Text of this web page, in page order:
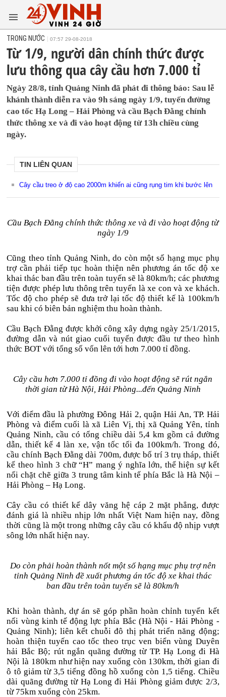
TRONG NƯỚC 07:57 29-08-2018
Từ 1/9, người dân chính thức được
lưu thông qua cây cầu hơn 7.000 tỉ
Ngày 28/8, tỉnh Quảng Ninh đã phát đi thông báo: Sau lễ
khánh thành diễn ra vào 9h sáng ngày 1/9, tuyến đường
cao tốc Hạ Long – Hải Phòng và cầu Bạch Đằng chính
thức thông xe và đi vào hoạt động từ 13h chiều cùng
ngày.
TIN LIÊN QUAN
Cây cầu treo ở độ cao 2000m khiến ai cũng rụng tim khi bước lên
Cầu Bạch Đằng chính thức thông xe và đi vào hoạt động từ
ngày 1/9
Cũng theo tỉnh Quảng Ninh, do còn một số hạng mục phụ
trợ cần phải tiếp tục hoàn thiện nên phương án tốc độ xe
khai thác ban đầu trên toàn tuyến sẽ là 80km/h; các phương
tiện được phép lưu thông trên tuyến là xe con và xe khách.
Tốc độ cho phép sẽ đưa trở lại tốc độ thiết kế là 100km/h
sau khi có biên bản nghiệm thu hoàn thành.
Cầu Bạch Đằng được khởi công xây dựng ngày 25/1/2015,
đường dẫn và nút giao cuối tuyến được đầu tư theo hình
thức BOT với tổng số vốn lên tới hơn 7.000 tỉ đồng.
Cây cầu hơn 7.000 tỉ đồng đi vào hoạt động sẽ rút ngắn
thời gian từ Hà Nội, Hải Phòng...đến Quảng Ninh
Với điểm đầu là phường Đông Hải 2, quận Hải An, TP. Hải
Phòng và điểm cuối là xã Liên Vị, thị xã Quảng Yên, tỉnh
Quảng Ninh, cầu có tổng chiều dài 5,4 km gồm cả đường
dẫn, thiết kế 4 làn xe, vận tốc tối đa 100km/h. Trong đó,
cầu chính Bạch Đằng dài 700m, được bố trí 3 trụ tháp, thiết
kế theo hình 3 chữ “H” mang ý nghĩa lớn, thể hiện sự kết
nối chặt chẽ giữa 3 trung tâm kinh tế phía Bắc là Hà Nội –
Hải Phòng – Hạ Long.
Cây cầu có thiết kế dây văng hệ cáp 2 mặt phẳng, được
đánh giá là nhiều nhịp lớn nhất Việt Nam hiện nay, đồng
thời cũng là một trong những cây cầu có khẩu độ nhịp vượt
sông lớn nhất hiện nay.
Do còn phải hoàn thành nốt một số hạng mục phụ trợ nên
tỉnh Quảng Ninh đề xuất phương án tốc độ xe khai thác
ban đầu trên toàn tuyến sẽ là 80km/h
Khi hoàn thành, dự án sẽ góp phần hoàn chỉnh tuyến kết
nối vùng kinh tế động lực phía Bắc (Hà Nội - Hải Phòng -
Quảng Ninh); liên kết chuỗi đô thị phát triển năng động;
hoàn thiện tuyến cao tốc theo trục ven biển vùng Duyên
hải Bắc Bộ; rút ngắn quãng đường từ TP. Hạ Long đi Hà
Nội là 180km như hiện nay xuống còn 130km, thời gian đi
ô tô giảm từ 3,5 tiếng đồng hồ xuống còn 1,5 tiếng. Chiều
dài quãng đường từ Hạ Long đi Hải Phòng giảm được 2/3,
từ 75km xuống còn 25km.